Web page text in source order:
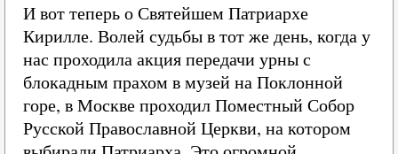
И вот теперь о Святейшем Патриархе
Кирилле. Волей судьбы в тот же день, когда у
нас проходила акция передачи урны с
блокадным прахом в музей на Поклонной
горе, в Москве проходил Поместный Собор
Русской Православной Церкви, на котором